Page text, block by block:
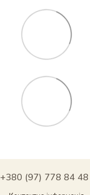
+380 (97) 778 84 48